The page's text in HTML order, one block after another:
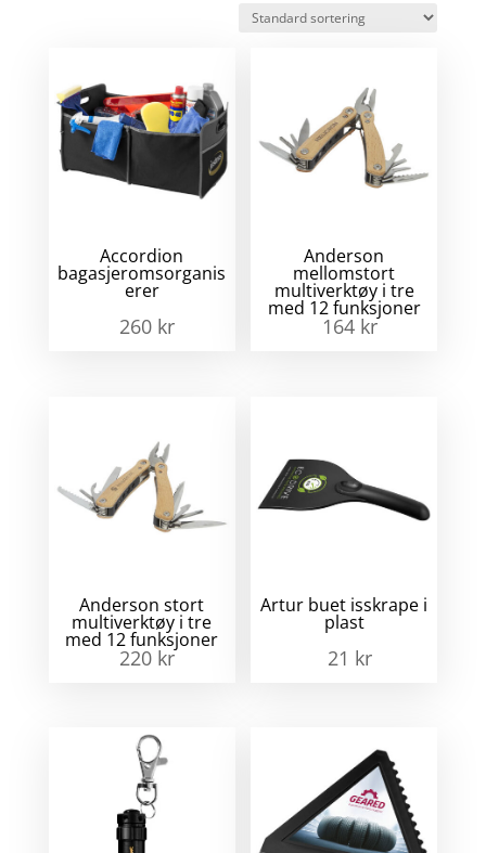
Accordion
bagasjeromsorganis
erer
260 kr
Anderson
mellomstort
multiverktøy i tre
med 12 funksjoner
164 kr
Anderson stort
multiverktøy i tre
med 12 funksjoner
220 kr
Artur buet isskrape i
plast
21 kr